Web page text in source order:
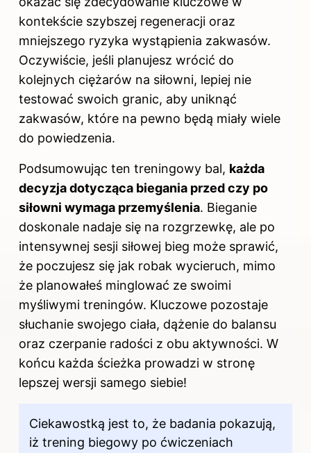
kontekście szybszej regeneracji oraz
mniejszego ryzyka wystąpienia zakwasów.
Oczywiście, jeśli planujesz wrócić do
kolejnych ciężarów na siłowni, lepiej nie
testować swoich granic, aby uniknąć
zakwasów, które na pewno będą miały wiele
do powiedzenia.
Podsumowując ten treningowy bal, każda
decyzja dotycząca biegania przed czy po
siłowni wymaga przemyślenia. Bieganie
doskonale nadaje się na rozgrzewkę, ale po
intensywnej sesji siłowej bieg może sprawić,
że poczujesz się jak robak wycieruch, mimo
że planowałeś minglować ze swoimi
myśliwymi treningów. Kluczowe pozostaje
słuchanie swojego ciała, dążenie do balansu
oraz czerpanie radości z obu aktywności. W
końcu każda ścieżka prowadzi w stronę
lepszej wersji samego siebie!
Ciekawostką jest to, że badania pokazują,
iż trening biegowy po ćwiczeniach